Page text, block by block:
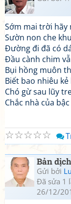
Sớm mai trời hãy
Sườn non che
Đường đi đã có
Đầu cành chim
Bụi hồng muôn
Biết bao nhiêu
Chó gừ sau lũy
Chắc nhà của
☆
☆
☆
☆
☆
Bản
Gửi bởi
Đã sửa 1
26/12/